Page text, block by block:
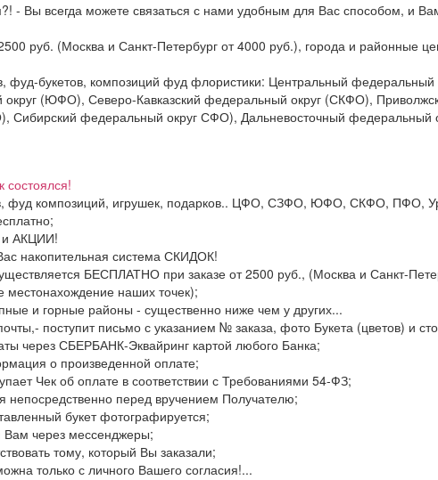
- Вы всегда можете связаться с нами удобным для Вас способом, и
руб. (Москва и Санкт-Петербург от 4000 руб.), города и районные
фуд-букетов, композиций фуд флористики: Центральный
(ЮФО), Северо-Кавказский федеральный округ (СКФО),
Сибирский федеральный округ СФО), Дальневосточный
фуд композиций, игрушек, подарков.. ЦФО, СЗФО, ЮФО, СКФО,
и АКЦИИ!
накопительная система СКИДОК!
БЕСПЛАТНО при заказе от 2500 руб., (Москва и Санкт-
местонахождение наших точек);
и горные районы - существенно ниже чем у других...
поступит письмо с указанием № заказа, фото Букета (цветов) и
через СБЕРБАНК-Эквайринг картой любого Банка;
о произведенной оплате;
Чек об оплате в соответствии с Требованиями 54-ФЗ;
непосредственно перед вручением Получателю;
букет фотографируется;
Вам через мессенджеры;
тому, который Вы заказали;
только с личного Вашего согласия!...